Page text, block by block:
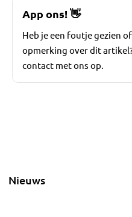
App ons!👋
Heb je een foutje gezien
opmerking over dit
contact met ons op.
Nieuws